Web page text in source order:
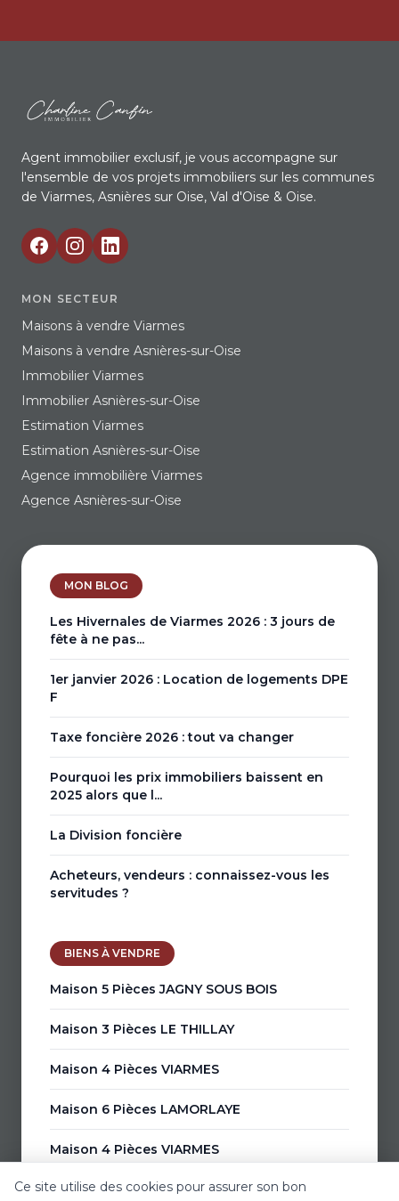
Agent immobilier exclusif, je vous accompagne sur
l'ensemble de vos projets immobiliers sur les communes
de Viarmes, Asnières sur Oise, Val d'Oise & Oise.
MON SECTEUR
Maisons à vendre Viarmes
Maisons à vendre Asnières-sur-Oise
Immobilier Viarmes
Immobilier Asnières-sur-Oise
Estimation Viarmes
Estimation Asnières-sur-Oise
Agence immobilière Viarmes
Agence Asnières-sur-Oise
MON BLOG
Les Hivernales de Viarmes 2026 : 3 jours de
fête à ne pas...
1er janvier 2026 : Location de logements DPE
F
Taxe foncière 2026 : tout va changer
Pourquoi les prix immobiliers baissent en
2025 alors que l...
La Division foncière
Acheteurs, vendeurs : connaissez-vous les
servitudes ?
BIENS À VENDRE
Maison 5 Pièces JAGNY SOUS BOIS
Maison 3 Pièces LE THILLAY
Maison 4 Pièces VIARMES
Maison 6 Pièces LAMORLAYE
Maison 4 Pièces VIARMES
Maison 6 Pièces VIARMES
Ce site utilise des cookies pour assurer son bon